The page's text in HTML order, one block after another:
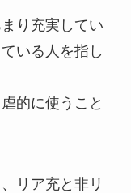
り充実してい
いる人を指し
的に使うこと
リア充と非リ